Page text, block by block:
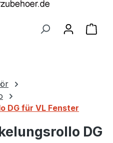
DG für VL Fenster
DG